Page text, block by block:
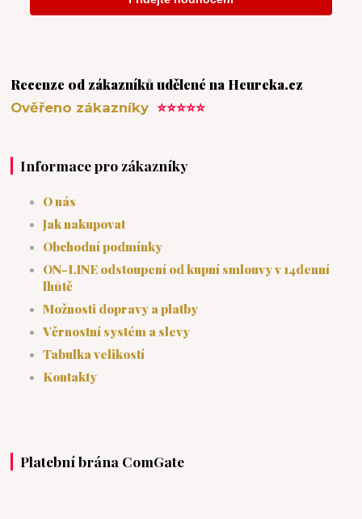
Recenze od zákazníků udělené na Heureka.cz
Ověřeno zákazníky⭐⭐⭐⭐⭐
Informace pro zákazníky
O nás
Jak nakupovat
Obchodní podmínky
ON-LINE odstoupení od kupní smlouvy v 14denní
lhůtě
Možnosti dopravy a platby
Věrnostní systém a slevy
Tabulka velikostí
Kontakty
Platební brána ComGate